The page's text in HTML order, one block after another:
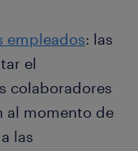
empleados: las
el
colaboradores
al momento de
las